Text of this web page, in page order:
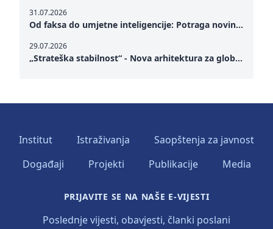
31.07.2026
Od faksa do umjetne inteligencije: Potraga novinarstva za istinom u digitalnom dobu
29.07.2026
„Strateška stabilnost“ - Nova arhitektura za globalnu saradnju
Institut Istraživanja
Saopštenja za javnost
Događaji
Projekti Publikacije Media
PRIJAVITE SE NA NAŠE E-VIJESTI
Poslednje vijesti, obavjesti, članki poslani